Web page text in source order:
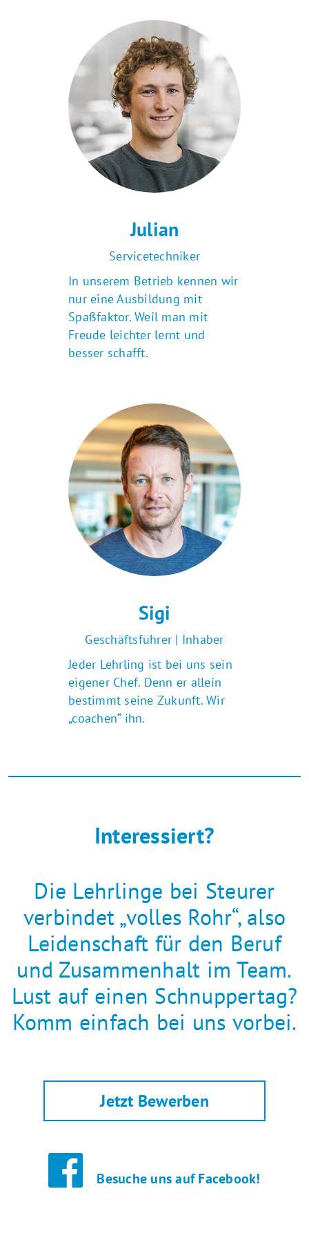
Julian
Servicetechniker
In unserem Betrieb kennen wir
nur eine Ausbildung mit
Spaßfaktor. Weil man mit
Freude leichter lernt und
besser schafft.
Sigi
Geschäftsführer | Inhaber
Jeder Lehrling ist bei uns sein
eigener Chef. Denn er allein
bestimmt seine Zukunft. Wir
„coachen“ ihn.
Interessiert?
Die Lehrlinge bei Steurer
verbindet „volles Rohr“, also
Leidenschaft für den Beruf
und Zusammenhalt im Team.
Lust auf einen Schnuppertag?
Komm einfach bei uns vorbei.
Jetzt Bewerben
Besuche uns auf Facebook!